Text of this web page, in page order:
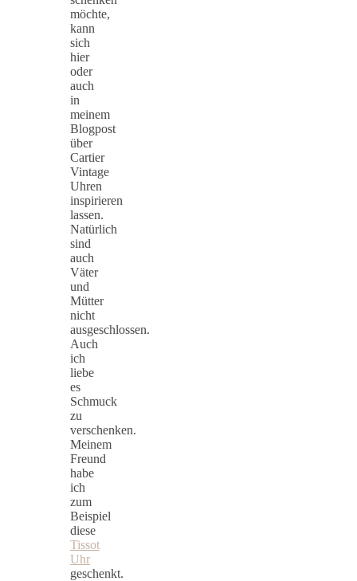
möchte,
kann
sich
hier
oder
auch
in
meinem
Blogpost
über
Cartier
Vintage
Uhren
inspirieren
lassen.
Natürlich
sind
auch
Väter
und
Mütter
nicht
ausgeschlossen.
Auch
ich
liebe
es
Schmuck
zu
verschenken.
Meinem
Freund
habe
ich
zum
Beispiel
diese
Tissot
Uhr
geschenkt.